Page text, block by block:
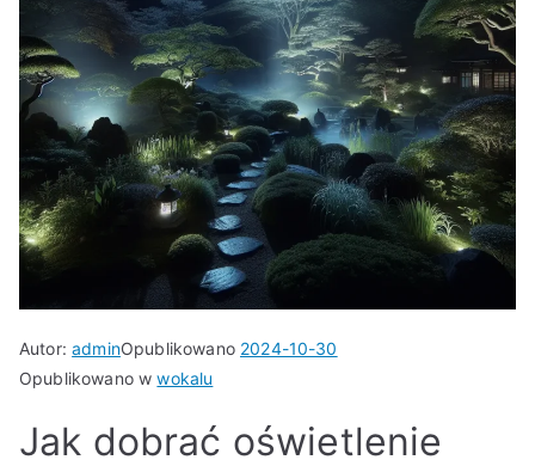
Autor:adminOpublikowano 2024-10-30
Opublikowano wwokalu
Jak dobrać oświetlenie